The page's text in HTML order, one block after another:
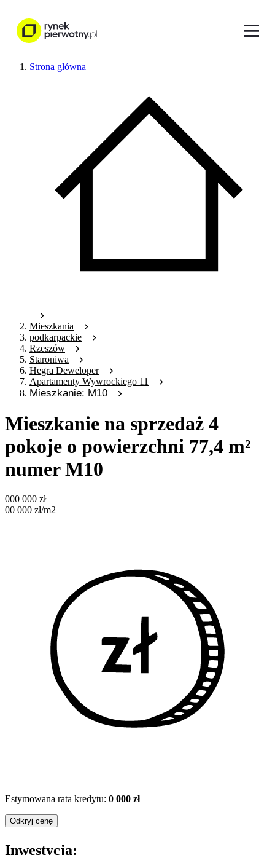
Strona główna
Mieszkania
podkarpackie
Rzeszów
Staroniwa
Hegra Deweloper
Apartamenty Wywrockiego 11
Mieszkanie: M10
Mieszkanie na sprzedaż 4
pokoje o powierzchni 77,4 m²
numer M10
000 000 zł
00 000 zł/m2
Estymowana rata kredytu: 0 000 zł
Odkryj cenę
Inwestycja: